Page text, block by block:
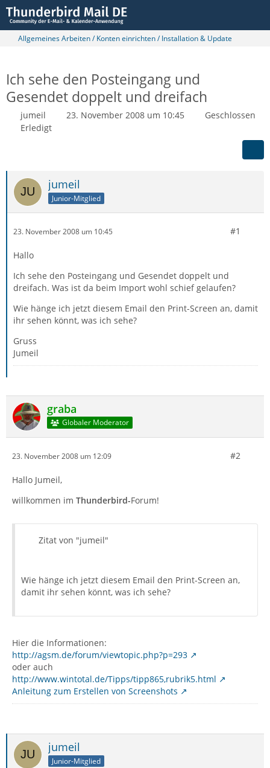
Allgemeines Arbeiten / Konten einrichten / Installation & Update
Ich sehe den Posteingang und
Gesendet doppelt und dreifach
jumeil 23. November 2008 um 10:45
Geschlossen
Erledigt
jumeil
Junior-Mitglied
23. November 2008 um 10:45 #1
Hallo
Ich sehe den Posteingang und Gesendet doppelt und
dreifach. Was ist da beim Import wohl schief gelaufen?
Wie hänge ich jetzt diesem Email den Print-Screen an, damit
ihr sehen könnt, was ich sehe?
Gruss
Jumeil
graba
Globaler Moderator
23. November 2008 um 12:09 #2
Hallo Jumeil,
willkommen im Thunderbird-Forum!
Zitat von "jumeil"
Wie hänge ich jetzt diesem Email den Print-Screen an,
damit ihr sehen könnt, was ich sehe?
Hier die Informationen:
http://agsm.de/forum/viewtopic.php?p=293
oder auch
http://www.wintotal.de/Tipps/tipp865,rubrik5.html
Anleitung zum Erstellen von Screenshots
jumeil
Junior-Mitglied